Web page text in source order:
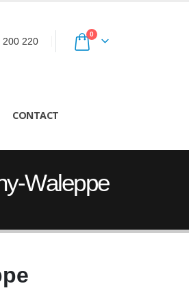
200 220
0
CONTACT
Waleppe